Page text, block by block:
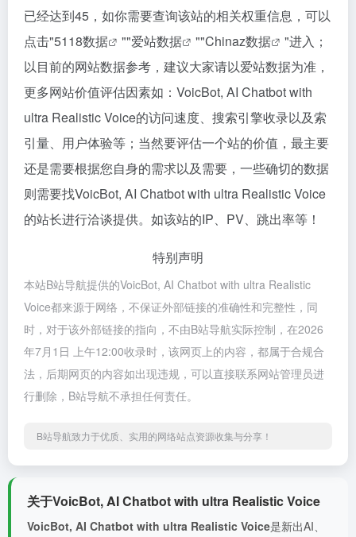
已经达到45，如你需要查询该站的相关权重信息，可以
点击"5118数据 ""爱站数据 ""Chinaz数据
"进入；
以目前的网站数据参考，建议大家请以爱站数据为准，
更多网站价值评估因素如：VoicBot, AI Chatbot with
ultra Realistic Voice的访问速度、搜索引擎收录以及索
引量、用户体验等；当然要评估一个站的价值，最主要
还是需要根据您自身的需求以及需要，一些确切的数据
则需要找VoicBot, AI Chatbot with ultra Realistic Voice
的站长进行洽谈提供。如该站的IP、PV、跳出率等！
特别声明
本站B站导航提供的VoicBot, AI Chatbot with ultra Realistic
Voice都来源于网络，不保证外部链接的准确性和完整性，同
时，对于该外部链接的指向，不由B站导航实际控制，在2026
年7月1日 上午12:00收录时，该网页上的内容，都属于合规合
法，后期网页的内容如出现违规，可以直接联系网站管理员进
行删除，B站导航不承担任何责任。
B站导航致力于优质、实用的网络站点资源收集与分享！
关于VoicBot, AI Chatbot with ultra Realistic Voice
VoicBot, AI Chatbot with ultra Realistic Voice是新出AI、